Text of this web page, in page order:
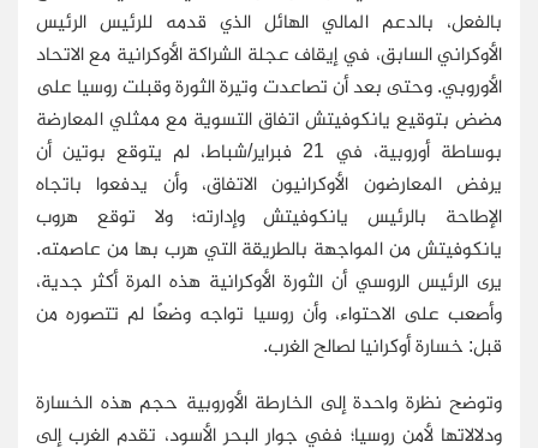
بالفعل، بالدعم المالي الهائل الذي قدمه للرئيس الرئيس
الأوكراني السابق، في إيقاف عجلة الشراكة الأوكرانية مع الاتحاد
الأوروبي. وحتى بعد أن تصاعدت وتيرة الثورة وقبلت روسيا على
مضض بتوقيع يانكوفيتش اتفاق التسوية مع ممثلي المعارضة
بوساطة أوروبية، في 21 فبراير/شباط، لم يتوقع بوتين أن
يرفض المعارضون الأوكرانيون الاتفاق، وأن يدفعوا باتجاه
الإطاحة بالرئيس يانكوفيتش وإدارته؛ ولا توقع هروب
يانكوفيتش من المواجهة بالطريقة التي هرب بها من عاصمته.
يرى الرئيس الروسي أن الثورة الأوكرانية هذه المرة أكثر جدية،
وأصعب على الاحتواء، وأن روسيا تواجه وضعًا لم تتصوره من
قبل: خسارة أوكرانيا لصالح الغرب.
وتوضح نظرة واحدة إلى الخارطة الأوروبية حجم هذه الخسارة
ودلالاتها لأمن روسيا؛ ففي جوار البحر الأسود، تقدم الغرب إلى